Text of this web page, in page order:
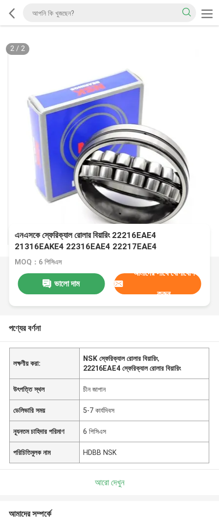
2/ 2
এনএসকে স্ফেরিক্যাল রোলার বিয়ারিং 22216EAE4
21316EAKE4 22316EAE4 22217EAE4
MOQ：6 পিসিএস
ভালো দাম
আমাদের সাথে যোগাযোগ
করুন
পণ্যের বর্ণনা
লক্ষণীয় করা:
NSK স্ফেরিক্যাল রোলার বিয়ারিং,
22216EAE4 স্ফেরিক্যাল রোলার বিয়ারিং
উৎপত্তি স্থল চীন জাপান
ডেলিভারি সময় 5-7 কার্যদিবস
ন্যূনতম চাহিদার পরিমাণ 6 পিসিএস
পরিচিতিমুলক নাম HDBB NSK
আরো দেখুন
আমাদের সম্পর্কে